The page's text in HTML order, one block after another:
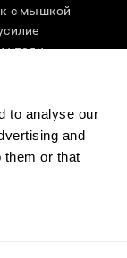
to analyse our
and
them or that
с мышкой
упади
поле
...